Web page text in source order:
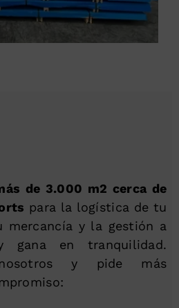
de 3.000 m2 cerca de
para la logística de tu
mercancía y la gestión a
gana en tranquilidad.
y pide más